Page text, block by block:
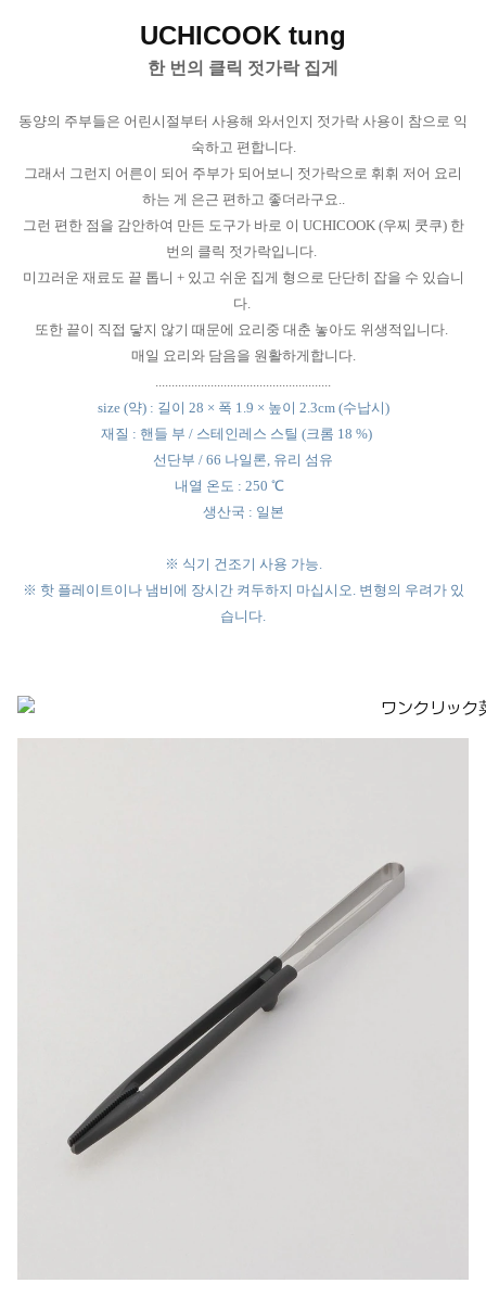
UCHICOOK tung
한 번의 클릭 젓가락 집게
동양의 주부들은 어린시절부터 사용해 와서인지 젓가락 사용이 참으로 익
숙하고 편합니다.
그래서 그런지 어른이 되어 주부가 되어보니 젓가락으로 휘휘 저어 요리
하는 게 은근 편하고 좋더라구요..
그런 편한 점을 감안하여 만든 도구가 바로 이 UCHICOOK (우찌 쿳쿠) 한
번의 클릭 젓가락입니다.
미끄러운 재료도 끝 톱니 + 있고 쉬운 집게 형으로 단단히 잡을 수 있습니
다.
또한 끝이 직접 닿지 않기 때문에 요리중 대춘 놓아도 위생적입니다.
매일 요리와 담음을 원활하게합니다.
size (약) : 길이 28 × 폭 1.9 × 높이 2.3cm (수납시)
재질 : 핸들 부 / 스테인레스 스틸 (크롬 18 %)
선단부 / 66 나일론, 유리 섬유
내열 온도 : 250 ℃
생산국 : 일본
※ 식기 건조기 사용 가능.
※ 핫 플레이트이나 냄비에 장시간 켜두하지 마십시오. 변형의 우려가 있
습니다.